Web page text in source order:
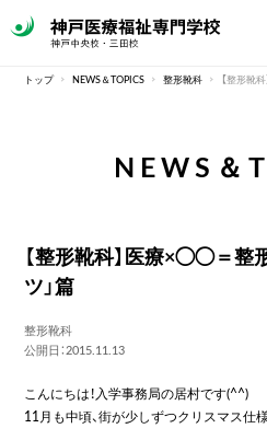
トップ NEWS＆TOPICS 整形靴科 【整形靴
NEWS＆
【整形靴科】医療×◯◯＝
ツ」篇
整形靴科
公開日：2015.11.13
こんにちは！入学事務局の居村です(^^)
11月も中頃、街が少しずつクリスマス